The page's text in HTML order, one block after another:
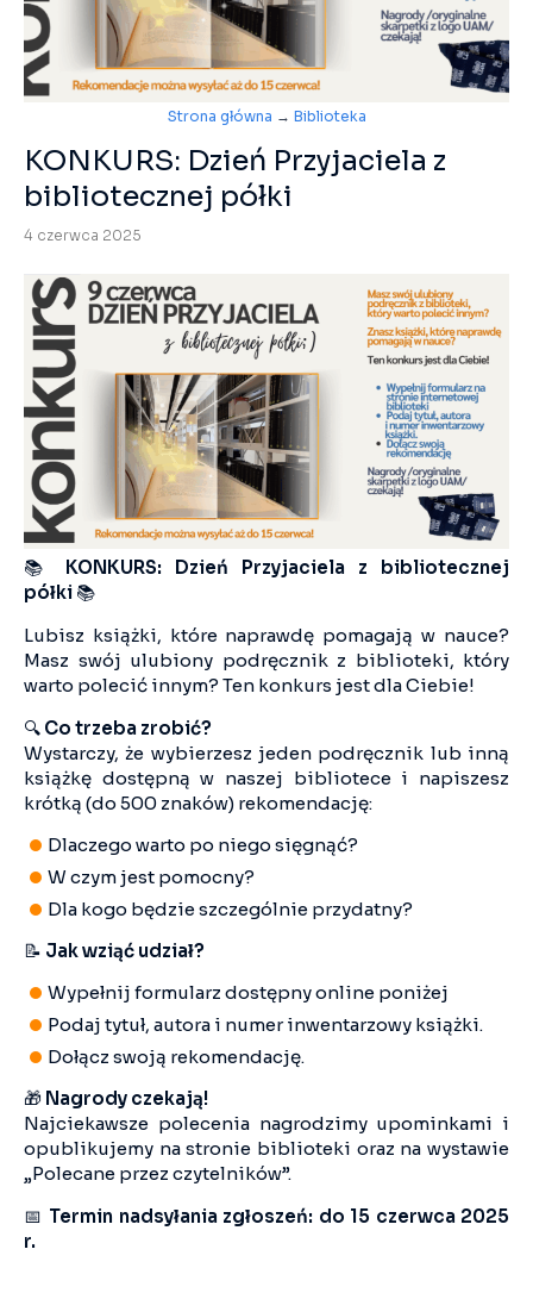
Strona główna → Biblioteka
KONKURS: Dzień Przyjaciela z
bibliotecznej półki
4 czerwca 2025
📚 KONKURS: Dzień Przyjaciela z bibliotecznej
półki 📚
Lubisz książki, które naprawdę pomagają w nauce?
Masz swój ulubiony podręcznik z biblioteki, który
warto polecić innym? Ten konkurs jest dla Ciebie!
🔍 Co trzeba zrobić?
Wystarczy, że wybierzesz jeden podręcznik lub inną
książkę dostępną w naszej bibliotece i napiszesz
krótką (do 500 znaków) rekomendację:
Dlaczego warto po niego sięgnąć?
W czym jest pomocny?
Dla kogo będzie szczególnie przydatny?
📝 Jak wziąć udział?
Wypełnij formularz dostępny online poniżej
Podaj tytuł, autora i numer inwentarzowy książki.
Dołącz swoją rekomendację.
🎁 Nagrody czekają!
Najciekawsze polecenia nagrodzimy upominkami i
opublikujemy na stronie biblioteki oraz na wystawie
„Polecane przez czytelników”.
📅 Termin nadsyłania zgłoszeń: do 15 czerwca 2025
r.